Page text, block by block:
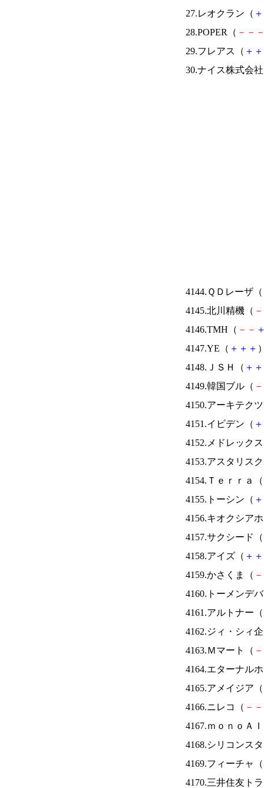
27.レオクラン（ ＋
28.POPER（ － －
29.フレアス（ ＋ ＋
30.ナイス株式会
4144.ＱＤレーザ（
4145.北川精機（ －
4146.TMH（ － －
4147.YE（ ＋ ＋ ＋
4148.ＪＳＨ（ ＋ ＋
4149.韓国ブル（ －
4150.アーキテク
4151.イビデン（ ＋
4152.メドレック
4153.アスタリス
4154.Ｔｅｒｒａ（
4155.トーシン（ ＋
4156.キオクシア
4157.サクシード（
4158.アイズ（ ＋ ＋
4159.かさくま（ －
4160.トーメンデ
4161.アルトナー（
4162.ジィ・シィ
4163.Ｍマート（ －
4164.エターナル
4165.アメイジア（
4166.ニレコ（ － －
4167.ｍｏｎｏＡ
4168.シリコンス
4169.フィーチャ（
4170.三井住友ト